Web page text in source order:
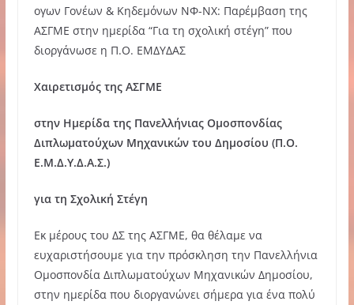
ογων Γονέων & Κηδεμόνων ΝΦ-ΝΧ: Παρέμβαση της
ΑΣΓΜΕ στην ημερίδα “Για τη σχολική στέγη” που
διοργάνωσε η Π.Ο. ΕΜΔΥΔΑΣ
Χαιρετισμός της ΑΣΓΜΕ
στην Ημερίδα της Πανελλήνιας Ομοσπονδίας
Διπλωματούχων Μηχανικών του Δημοσίου (Π.Ο.
Ε.Μ.Δ.Υ.Δ.Α.Σ.)
για τη Σχολική Στέγη
Εκ μέρους του ΔΣ της ΑΣΓΜΕ, θα θέλαμε να
ευχαριστήσουμε για την πρόσκληση την Πανελλήνια
Ομοσπονδία Διπλωματούχων Μηχανικών Δημοσίου,
στην ημερίδα που διοργανώνει σήμερα για ένα πολύ